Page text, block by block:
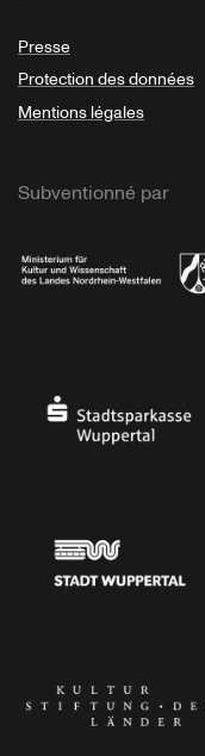
Presse
Protection des données
Mentions légales
Subventionné par